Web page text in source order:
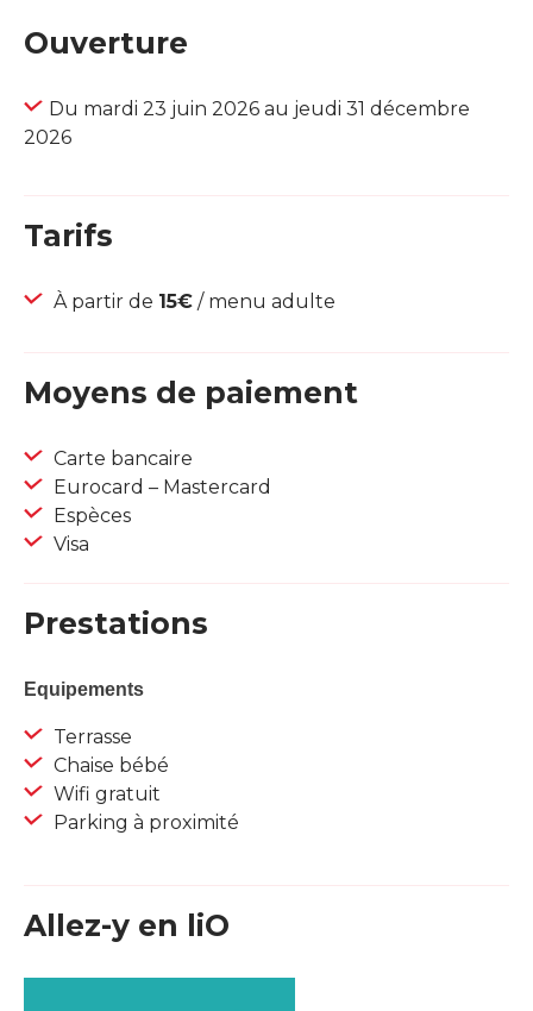
Ouverture
Du mardi 23 juin 2026 au jeudi 31 décembre
2026
Tarifs
À partir de 15€ / menu adulte
Moyens de paiement
Carte bancaire
Eurocard – Mastercard
Espèces
Visa
Prestations
Equipements
Terrasse
Chaise bébé
Wifi gratuit
Parking à proximité
Allez-y en liO